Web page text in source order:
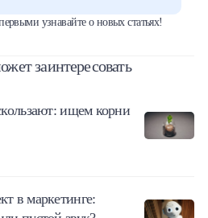
узнавайте о новых статьях!
заинтересовать
ищем корни
в маркетинге: